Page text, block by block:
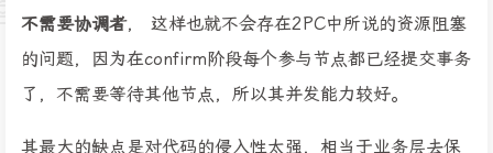
不需要协调者， 这样也就不会存在2PC中所说的资源阻塞
的问题，因为在confirm阶段每个参与节点都已经提交事务
了，不需要等待其他节点，所以其并发能力较好。
其最大的缺点是对代码的侵入性太强，相当于业务层去保